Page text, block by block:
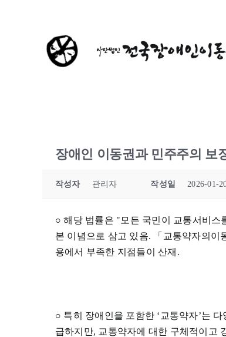
장애인 이동권과 민주주의 보
작성자 관리자 작성일 2026-01-
○ 해당 법률은 "모든 국민이 교통서비스
본 이념으로 삼고 있음. 「교통약자의이
용에서 부족한 지점들이 산재.
○ 특히 장애인을 포함한 ‘교통약자’는
급하지만, 교통약자에 대한 구체적이고